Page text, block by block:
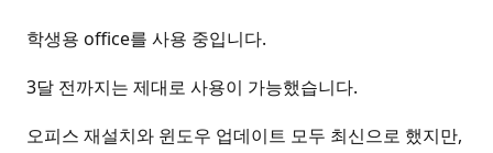
학생용 office를 사용 중입니다.
3달 전까지는 제대로 사용이 가능했습니다.
오피스 재설치와 윈도우 업데이트 모두 최신으로 했지만,